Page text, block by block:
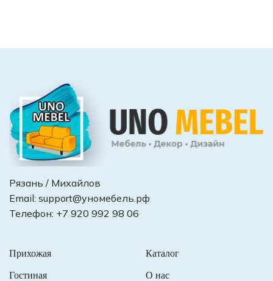
Рязань / Михайлов
Email: support@уномебель.рф
Телефон: +7 920 992 98 06
Прихожая
Гостиная
Каталог
О нас